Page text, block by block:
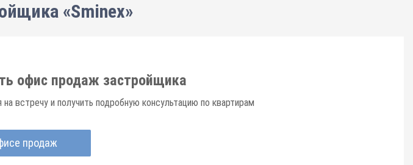
«Sminex»
офис продаж застройщика
встречу и получить подробную консультацию по квартирам
продаж